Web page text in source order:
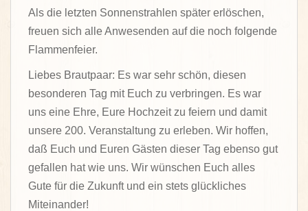
Als die letzten Sonnenstrahlen später erlöschen,
freuen sich alle Anwesenden auf die noch folgende
Flammenfeier.
Liebes Brautpaar: Es war sehr schön, diesen
besonderen Tag mit Euch zu verbringen. Es war
uns eine Ehre, Eure Hochzeit zu feiern und damit
unsere 200. Veranstaltung zu erleben. Wir hoffen,
daß Euch und Euren Gästen dieser Tag ebenso gut
gefallen hat wie uns. Wir wünschen Euch alles
Gute für die Zukunft und ein stets glückliches
Miteinander!